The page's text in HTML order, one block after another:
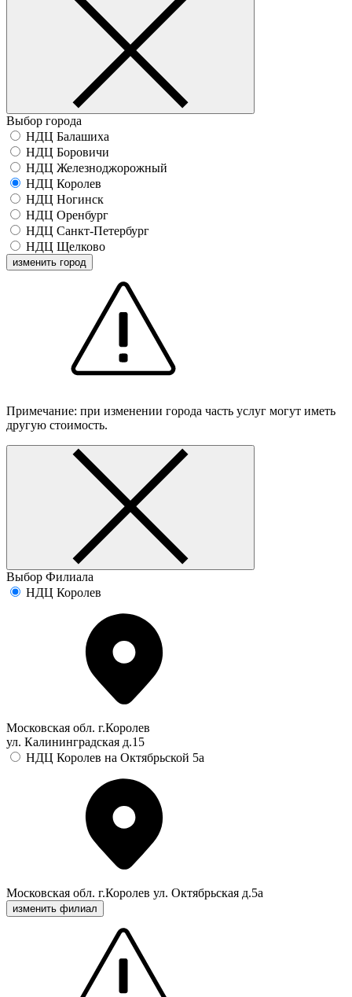
Выбор города
НДЦ Балашиха
НДЦ Боровичи
НДЦ Железноджорожный
НДЦ Королев
НДЦ Ногинск
НДЦ Оренбург
НДЦ Санкт-Петербург
НДЦ Щелково
изменить город
Примечание: при изменении города часть услуг могут иметь
другую стоимость.
Выбор Филиала
НДЦ Королев
Московская обл. г.Королев
ул. Калининградская д.15
НДЦ Королев на Октябрьской 5а
Московская обл. г.Королев ул. Октябрьская д.5а
изменить филиал